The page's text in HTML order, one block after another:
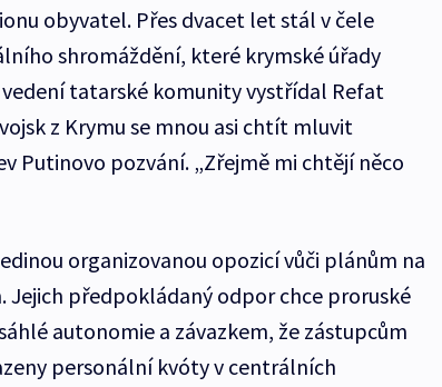
obyvatel. Přes dvacet let stál v čele
shromáždění, které krymské úřady
vedení tatarské komunity vystřídal Refat
z Krymu se mnou asi chtít mluvit
Putinovo pozvání. „Zřejmě mi chtějí něco
organizovanou opozicí vůči plánům na
Jejich předpokládaný odpor chce proruské
autonomie a závazkem, že zástupcům
personální kvóty v centrálních